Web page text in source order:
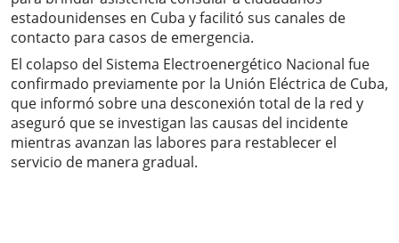
estadounidenses en Cuba y facilitó sus canales de
contacto para casos de emergencia.
El colapso del Sistema Electroenergético Nacional fue
confirmado previamente por la Unión Eléctrica de Cuba,
que informó sobre una desconexión total de la red y
aseguró que se investigan las causas del incidente
mientras avanzan las labores para restablecer el
servicio de manera gradual.